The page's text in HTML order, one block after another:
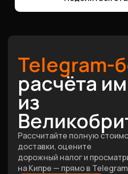
Telegram-
расчёта
из
Рассчитайте полную
доставки, оцените
дорожный налог и
на Кипре — прямо в Telegram